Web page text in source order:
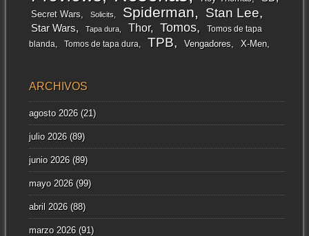
Secret Wars Solicits Spiderman Stan Lee
Star Wars Tapa dura Thor Tomos
Tomos de tapa
blanda
Tomos de tapa dura TPB Vengadores X-Men
ARCHIVOS
agosto 2026(21)
julio 2026(89)
junio 2026(89)
mayo 2026(99)
abril 2026(88)
marzo 2026(91)